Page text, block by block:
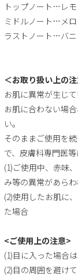
トップノート…レ
ミドルノート…メ
ラストノート…バ
＜お取り扱い上の
お肌に異常が生じ
お肌に合わない場
い。
そのままご使用を
で、皮膚科専門医
(1)ご使用中、赤味
み等の異常があら
(2)使用したお肌に
た場合
<ご使用上の注意>
(1)目に入った場合
(2)目の周囲を避け